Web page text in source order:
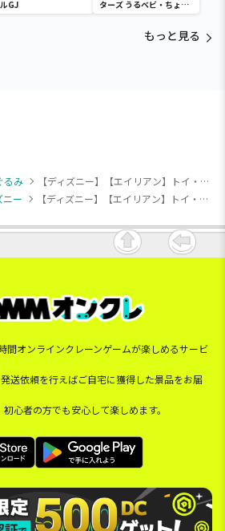
GJ
ターズ うるベビ・ちょい
デカドール
もっと見る
るみ
【ディズニー】【エイリアン】トイ・ストーリー 赤いほっぺ LLぬいぐるみ ふわろんVer. “エイリアン”
ニー 【ディズニー】【エイリアン】トイ・ストーリー 赤いほっぺ LLぬいぐるみ ふわろんVer. “エイリアン”
間オンラインクレーンゲームが楽しめるサービ
送依頼を行えばご自宅に獲得した景品をお届
心者の方でも安心して楽しめます。